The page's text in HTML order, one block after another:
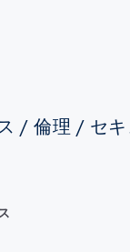
/ 倫理 / セ